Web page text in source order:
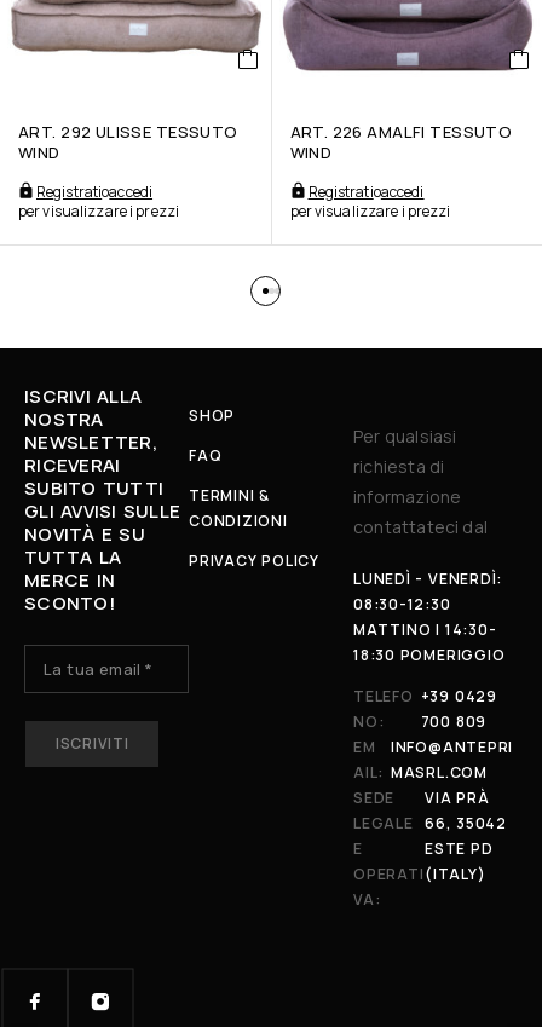
ART. 292 ULISSE TESSUTO
WIND
Registratioaccedi
per visualizzare i prezzi
ART. 226 AMALFI TESSUTO
WIND
Registratioaccedi
per visualizzare i prezzi
ISCRIVI ALLA
NOSTRA
NEWSLETTER,
RICEVERAI
SUBITO TUTTI
GLI AVVISI SULLE
NOVITÀ E SU
TUTTA LA
MERCE IN
SCONTO!
SHOP
FAQ
TERMINI &
CONDIZIONI
PRIVACY POLICY
Per qualsiasi
richiesta di
informazione
contattateci dal
LUNEDÌ - VENERDÌ:
08:30-12:30
MATTINO | 14:30-
18:30 POMERIGGIO
TELEFO
NO:
+39 0429
700 809
EM
AIL:
INFO@ANTEPRI
MASRL.COM
SEDE
LEGALE
E
OPERATI
VA:
VIA PRÀ
66, 35042
ESTE PD
(ITALY)